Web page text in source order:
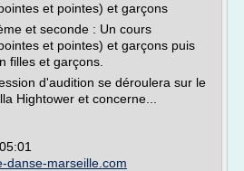
et pointes) et garçons
et seconde : Un cours
et pointes) et garçons puis
filles et garçons.
d'audition se déroulera sur le
Hightower et concerne...
danse-marseille.com